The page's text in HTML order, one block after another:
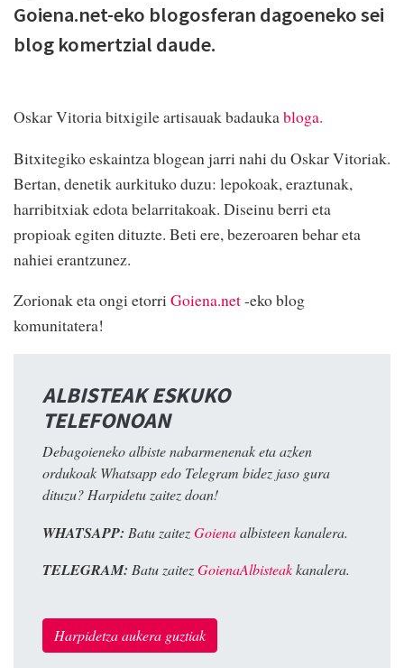
Goiena.net-eko blogosferan dagoeneko sei
blog komertzial daude.
Oskar Vitoria bitxigile artisauak badaukabloga.
Bitxitegiko eskaintza blogean jarri nahi du Oskar Vitoriak.
Bertan, denetik aurkituko duzu: lepokoak, eraztunak,
harribitxiak edota belarritakoak. Diseinu berri eta
propioak egiten dituzte. Beti ere, bezeroaren behar eta
nahiei erantzunez.
Zorionak eta ongi etorriGoiena.net-eko blog
komunitatera!
ALBISTEAK ESKUKO
TELEFONOAN
Debagoieneko albiste nabarmenenak eta azken
ordukoak Whatsapp edo Telegram bidez jaso gura
dituzu? Harpidetu zaitez doan!
WHATSAPP: Batu zaitezGoienaalbisteen kanalera.
TELEGRAM: Batu zaitezGoienaAlbisteakkanalera.
Harpidetza aukera guztiak